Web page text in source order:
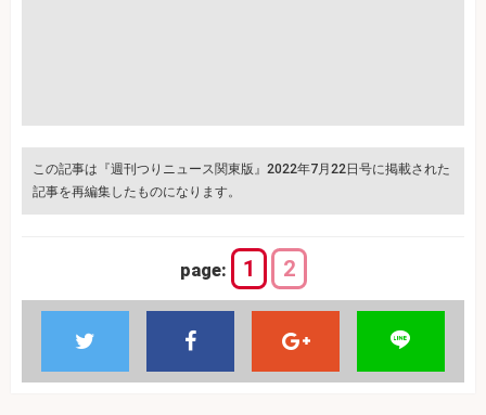
この記事は『週刊つりニュース関東版』2022年7月22日号に掲載された
記事を再編集したものになります。
page: 1 2